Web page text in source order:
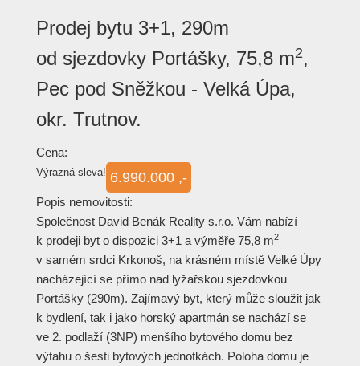
Prodej bytu 3+1, 290m
od sjezdovky Portášky, 75,8 m2,
Pec pod Sněžkou - Velká Úpa,
okr. Trutnov.
Cena:
6.990.000 ,-
Výrazná sleva!
Popis nemovitosti:
Společnost David Benák Reality s.r.o. Vám nabízí
k prodeji byt o dispozici 3+1 a výměře 75,8 m2
v samém srdci Krkonoš, na krásném místě Velké Úpy
nacházející se přímo nad lyžařskou sjezdovkou
Portášky (290m). Zajímavý byt, který může sloužit jak
k bydlení, tak i jako horský apartmán se nachází se
ve 2. podlaží (3NP) menšího bytového domu bez
výtahu o šesti bytových jednotkách. Poloha domu je